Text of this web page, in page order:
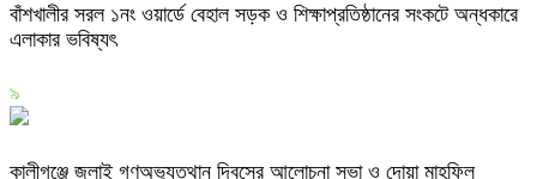
বাঁশখালীর সরল ১নং ওয়ার্ডে বেহাল সড়ক ও শিক্ষাপ্রতিষ্ঠানের সংকটে অন্ধকারে
এলাকার ভবিষ্যৎ
৯
কালীগঞ্জে জুলাই গণঅভ্যুত্থান দিবসের আলোচনা সভা ও দোয়া মাহফিল